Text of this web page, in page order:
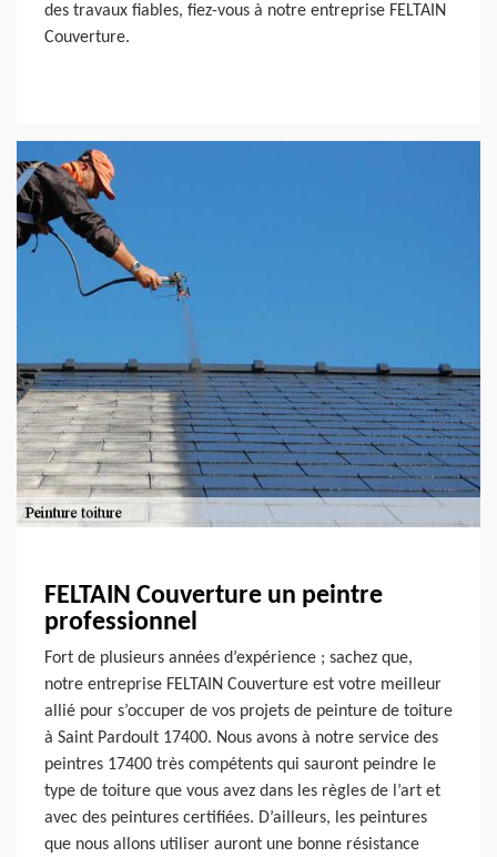
des travaux fiables, fiez-vous à notre entreprise FELTAIN
Couverture.
FELTAIN Couverture un peintre
professionnel
Fort de plusieurs années d’expérience ; sachez que,
notre entreprise FELTAIN Couverture est votre meilleur
allié pour s’occuper de vos projets de peinture de toiture
à Saint Pardoult 17400. Nous avons à notre service des
peintres 17400 très compétents qui sauront peindre le
type de toiture que vous avez dans les règles de l’art et
avec des peintures certifiées. D’ailleurs, les peintures
que nous allons utiliser auront une bonne résistance